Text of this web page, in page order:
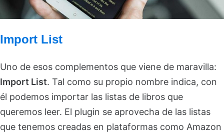
Import List
Uno de esos complementos que viene de maravilla:
Import List. Tal como su propio nombre indica, con
él podemos importar las listas de libros que
queremos leer. El plugin se aprovecha de las listas
que tenemos creadas en plataformas como Amazon